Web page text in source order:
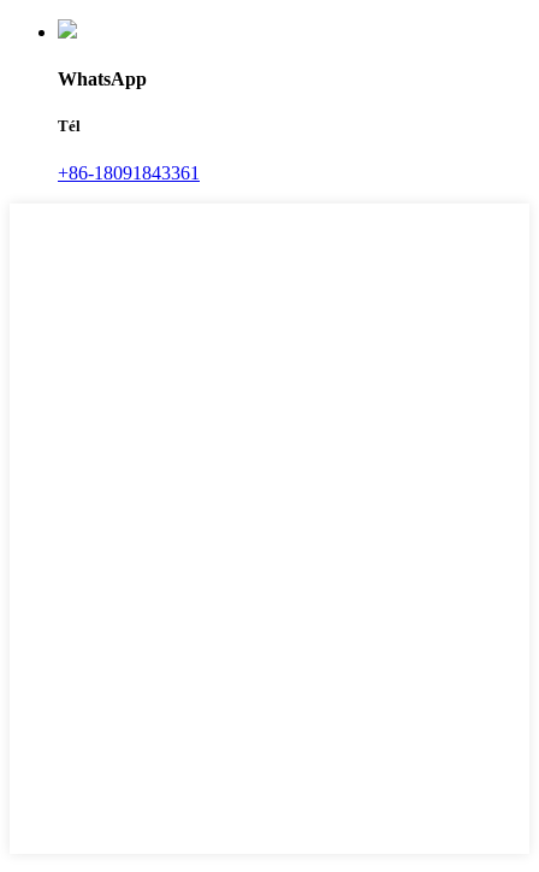
WhatsApp
Tél
+86-18091843361